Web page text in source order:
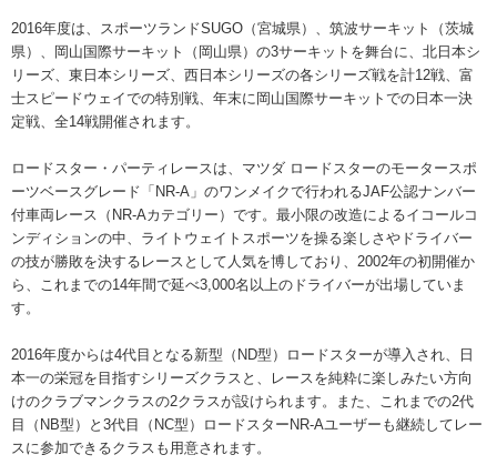
2016年度は、スポーツランドSUGO（宮城県）、筑波サーキット（茨城
県）、岡山国際サーキット（岡山県）の3サーキットを舞台に、北日本シ
リーズ、東日本シリーズ、西日本シリーズの各シリーズ戦を計12戦、富
士スピードウェイでの特別戦、年末に岡山国際サーキットでの日本一決
定戦、全14戦開催されます。
ロードスター・パーティレースは、マツダ ロードスターのモータースポ
ーツベースグレード「NR-A」のワンメイクで行われるJAF公認ナンバー
付車両レース（NR-Aカテゴリー）です。最小限の改造によるイコールコ
ンディションの中、ライトウェイトスポーツを操る楽しさやドライバー
の技が勝敗を決するレースとして人気を博しており、2002年の初開催か
ら、これまでの14年間で延べ3,000名以上のドライバーが出場していま
す。
2016年度からは4代目となる新型（ND型）ロードスターが導入され、日
本一の栄冠を目指すシリーズクラスと、レースを純粋に楽しみたい方向
けのクラブマンクラスの2クラスが設けられます。また、これまでの2代
目（NB型）と3代目（NC型）ロードスターNR-Aユーザーも継続してレー
スに参加できるクラスも用意されます。